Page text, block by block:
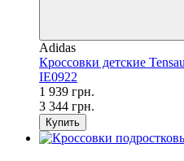
Adidas
Кроссовки детские
IE0922
1 939 грн.
3 344 грн.
Купить